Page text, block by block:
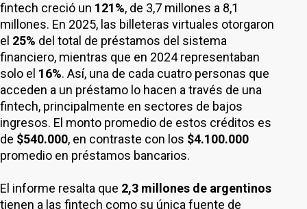
fintech creció un 121%, de 3,7 millones a 8,1
millones. En 2025, las billeteras virtuales otorgaron
el 25% del total de préstamos del sistema
financiero, mientras que en 2024 representaban
solo el 16%. Así, una de cada cuatro personas que
acceden a un préstamo lo hacen a través de una
fintech, principalmente en sectores de bajos
ingresos. El monto promedio de estos créditos es
de $540.000, en contraste con los $4.100.000
promedio en préstamos bancarios.
El informe resalta que 2,3 millones de argentinos
tienen a las fintech como su única fuente de